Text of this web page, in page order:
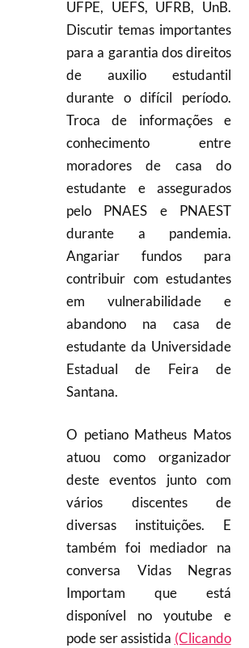
UFPE, UEFS, UFRB, UnB.
Discutir temas importantes
para a garantia dos direitos
de auxilio estudantil
durante o difícil período.
Troca de informações e
conhecimento entre
moradores de casa do
estudante e assegurados
pelo PNAES e PNAEST
durante a pandemia.
Angariar fundos para
contribuir com estudantes
em vulnerabilidade e
abandono na casa de
estudante da Universidade
Estadual de Feira de
Santana.
O petiano Matheus Matos
atuou como organizador
deste eventos junto com
vários discentes de
diversas instituições. E
também foi mediador na
conversa Vidas Negras
Importam que está
disponível no youtube e
pode ser assistida (Clicando